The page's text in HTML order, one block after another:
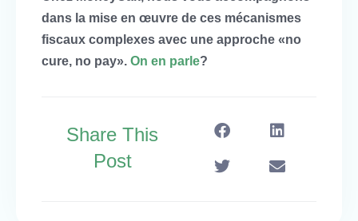
dans la mise en œuvre de ces mécanismes
fiscaux complexes avec une approche «no
cure, no pay». On en parle?
Share This
Post